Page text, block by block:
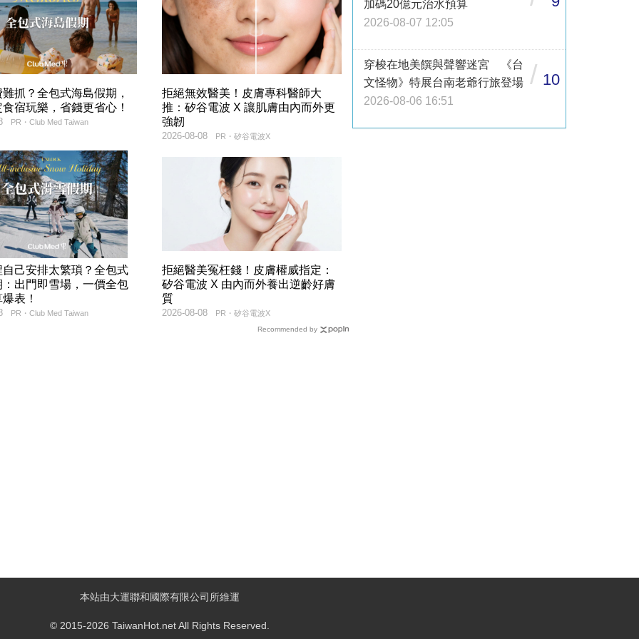
抓？全包式海島假期，
宿玩樂，省錢更省心！
PR・Club Med Taiwan
拒絕無效醫美！皮膚專科醫師大
推：矽谷電波 X 讓肌膚由內而外更
強韌
PR・矽谷電波X
2026-08-08
自己安排太繁瑣？全包式
：出門即雪場，一價全包
表！
PR・Club Med Taiwan
拒絕醫美冤枉錢！皮膚權威指定：
矽谷電波 X 由內而外養出逆齡好膚
質
PR・矽谷電波X
2026-08-08
Recommended by
加碼20億元治水預算
2026-08-07 12:05
穿梭在地美饌與聲響迷宮 《台
文怪物》特展台南老爺行旅登場
2026-08-06 16:51
/ 10
本站由大運聯和國際有限公司所維運
© 2015-2026 TaiwanHot.net All Rights Reserved.